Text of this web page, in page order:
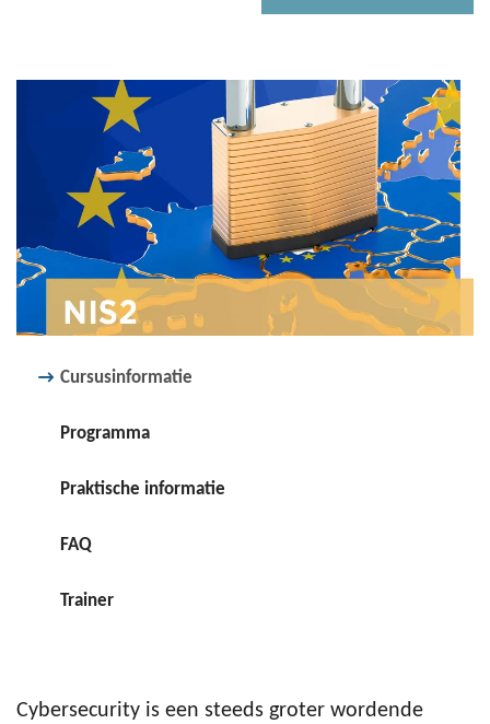
Cursusinformatie
Programma
Praktische informatie
FAQ
Trainer
Cybersecurity is een steeds groter wordende